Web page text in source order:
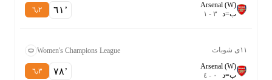
Arsenal (W)
ب=د ٣- ٦٫٢
Women's Champions League
Arsenal (W)
ب=د ٠- ٦٫٣